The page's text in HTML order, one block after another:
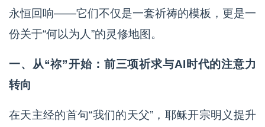
永恒回响——它们不仅是一套祈祷的模板，更是一
份关于“何以为人”的灵修地图。
一、从“祢”开始：前三项祈求与AI时代的注意力
转向
在天主经的首句“我们的天父”，耶稣开宗明义提升